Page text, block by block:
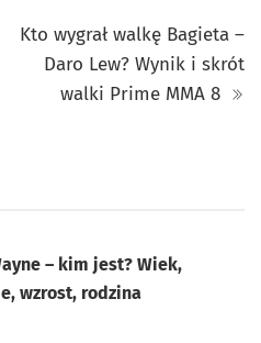
Kto wygrał walkę Bagieta –
Daro Lew? Wynik i skrót
walki Prime MMA 8
– kim jest? Wiek,
wzrost, rodzina